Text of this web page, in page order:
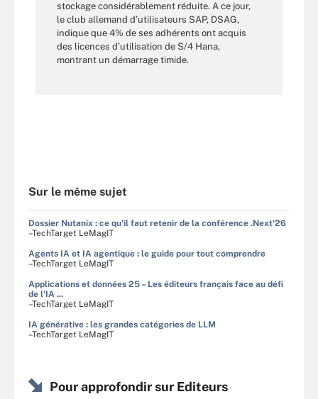
stockage considérablement réduite. A ce jour,
le club allemand d’utilisateurs SAP, DSAG,
indique que 4% de ses adhérents ont acquis
des licences d’utilisation de S/4 Hana,
montrant un démarrage timide.
Sur le même sujet
Dossier Nutanix : ce qu'il faut retenir de la conférence .Next'26
–TechTarget LeMagIT
Agents IA et IA agentique : le guide pour tout comprendre
–TechTarget LeMagIT
Applications et données 25 – Les éditeurs français face au défi
de l'IA ...
–TechTarget LeMagIT
IA générative : les grandes catégories de LLM
–TechTarget LeMagIT
Pour approfondir sur Editeurs